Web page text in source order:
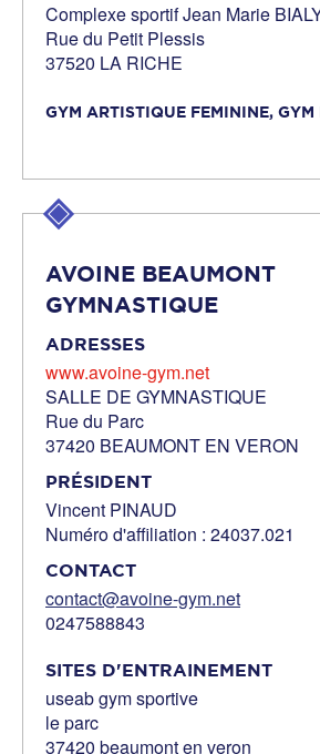
Complexe sportif Jean Marie
Rue du Petit Plessis
37520 LA RICHE
GYM ARTISTIQUE FEMININE, GYM
AVOINE BEAUMONT
GYMNASTIQUE
ADRESSES
www.avoine-gym.net
SALLE DE GYMNASTIQUE
Rue du Parc
37420 BEAUMONT EN VERON
PRÉSIDENT
Vincent PINAUD
Numéro d'affiliation : 24037.021
CONTACT
contact@avoine-gym.net
0247588843
SITES D'ENTRAINEMENT
useab gym sportive
le parc
37420 beaumont en veron